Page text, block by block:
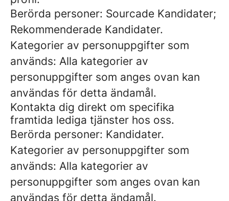
Berörda personer: Sourcade Kandidater;
Rekommenderade Kandidater.
Kategorier av personuppgifter som
används: Alla kategorier av
personuppgifter som anges ovan kan
användas för detta ändamål.
Kontakta dig direkt om specifika
framtida lediga tjänster hos oss.
Berörda personer: Kandidater.
Kategorier av personuppgifter som
används: Alla kategorier av
personuppgifter som anges ovan kan
användas för detta ändamål.